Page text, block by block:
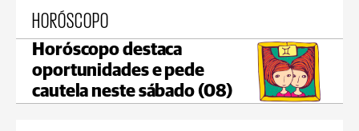
HORÓSCOPO
Horóscopo destaca
oportunidades e pede
cautela neste sábado (08)